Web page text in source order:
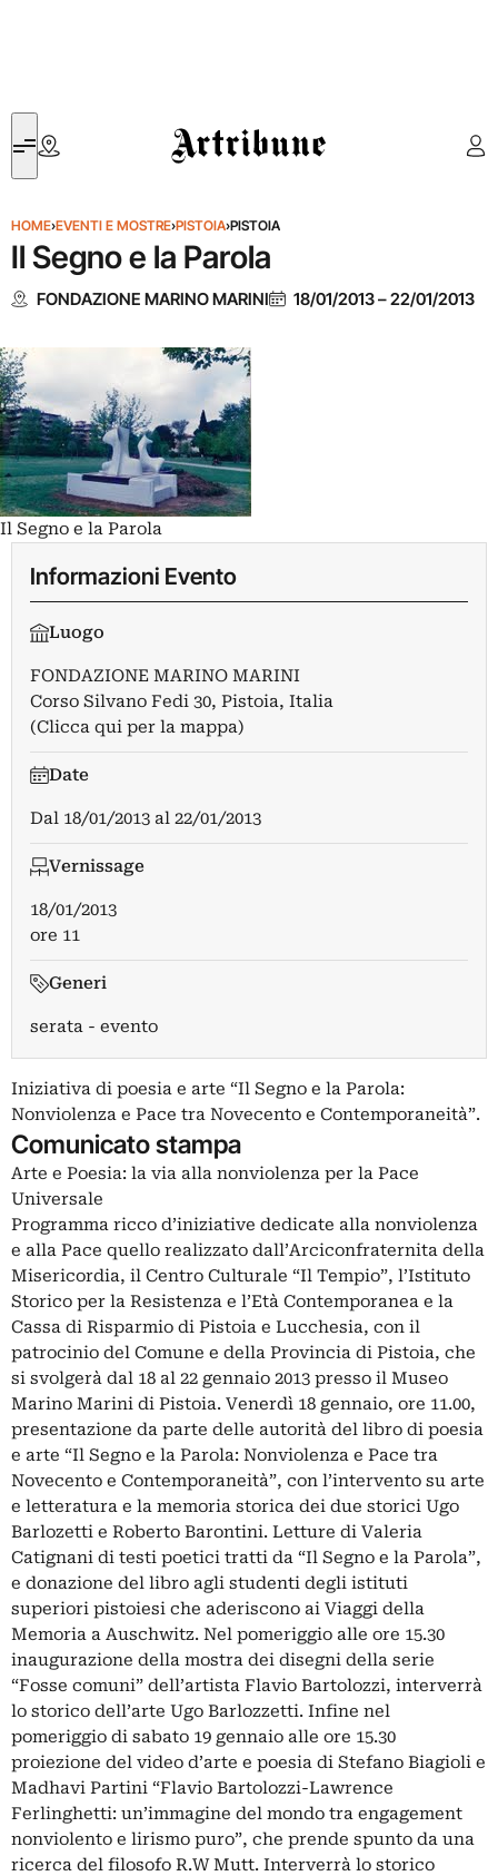
Artribune
HOME›EVENTI E MOSTRE›PISTOIA›PISTOIA
Il Segno e la Parola
FONDAZIONE MARINO MARINI 18/01/2013–22/01/2013
Il Segno e la Parola
Informazioni Evento
Luogo
FONDAZIONE MARINO MARINI
Corso Silvano Fedi 30, Pistoia, Italia
(Clicca qui per la mappa)
Date
Dal 18/01/2013 al 22/01/2013
Vernissage
18/01/2013
ore 11
Generi
serata - evento
Iniziativa di poesia e arte “Il Segno e la Parola:
Nonviolenza e Pace tra Novecento e Contemporaneità”.
Comunicato stampa
Arte e Poesia: la via alla nonviolenza per la Pace
Universale
Programma ricco d’iniziative dedicate alla nonviolenza
e alla Pace quello realizzato dall’Arciconfraternita della
Misericordia, il Centro Culturale “Il Tempio”, l’Istituto
Storico per la Resistenza e l’Età Contemporanea e la
Cassa di Risparmio di Pistoia e Lucchesia, con il
patrocinio del Comune e della Provincia di Pistoia, che
si svolgerà dal 18 al 22 gennaio 2013 presso il Museo
Marino Marini di Pistoia. Venerdì 18 gennaio, ore 11.00,
presentazione da parte delle autorità del libro di poesia
e arte “Il Segno e la Parola: Nonviolenza e Pace tra
Novecento e Contemporaneità”, con l’intervento su arte
e letteratura e la memoria storica dei due storici Ugo
Barlozetti e Roberto Barontini. Letture di Valeria
Catignani di testi poetici tratti da “Il Segno e la Parola”,
e donazione del libro agli studenti degli istituti
superiori pistoiesi che aderiscono ai Viaggi della
Memoria a Auschwitz. Nel pomeriggio alle ore 15.30
inaugurazione della mostra dei disegni della serie
“Fosse comuni” dell’artista Flavio Bartolozzi, interverrà
lo storico dell’arte Ugo Barlozzetti. Infine nel
pomeriggio di sabato 19 gennaio alle ore 15.30
proiezione del video d’arte e poesia di Stefano Biagioli e
Madhavi Partini “Flavio Bartolozzi-Lawrence
Ferlinghetti: un’immagine del mondo tra engagement
nonviolento e lirismo puro”, che prende spunto da una
ricerca del filosofo R.W Mutt. Interverrà lo storico